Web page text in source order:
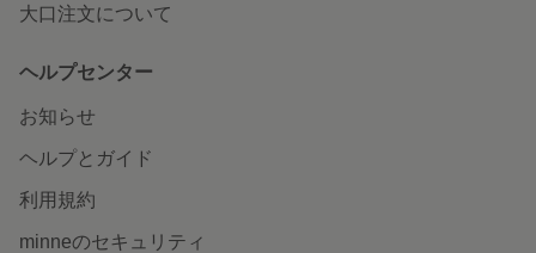
大口注文について
ヘルプセンター
お知らせ
ヘルプとガイド
利用規約
minneのセキュリティ